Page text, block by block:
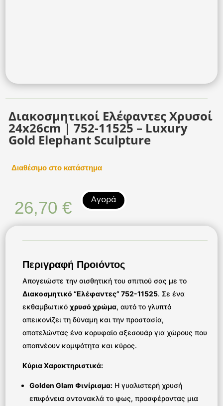
Διακοσμητικοί Ελέφαντες Χρυσοί
24x26cm | 752-11525 – Luxury
Gold Elephant Sculpture
Διαθέσιμο στο κατάστημα
26,70€ Αγορά
Περιγραφή Προιόντος
Απογειώστε την αισθητική του σπιτιού σας με το
Διακοσμητικό “Ελέφαντες” 752-11525. Σε ένα
εκθαμβωτικόχρυσό χρώμα, αυτό το γλυπτό
απεικονίζει τη δύναμη και την προστασία,
αποτελώντας ένα κορυφαίο αξεσουάρ για χώρους που
αποπνέουν κομψότητα και κύρος.
Κύρια Χαρακτηριστικά:
Golden Glam Φινίρισμα: Η γυαλιστερή χρυσή
επιφάνεια αντανακλά το φως, προσφέροντας μια